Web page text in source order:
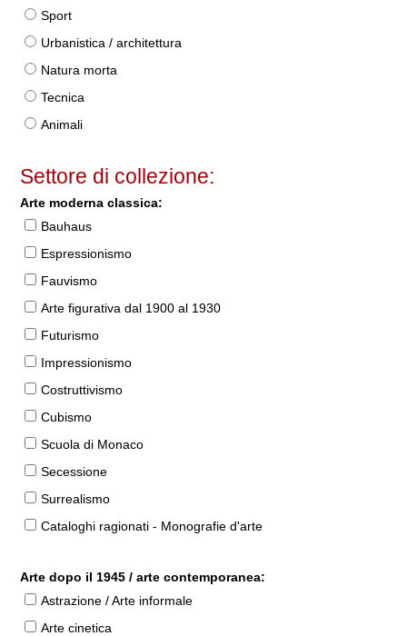
Sport
Urbanistica / architettura
Natura morta
Tecnica
Animali
Settore di collezione:
Arte moderna classica:
Bauhaus
Espressionismo
Fauvismo
Arte figurativa dal 1900 al 1930
Futurismo
Impressionismo
Costruttivismo
Cubismo
Scuola di Monaco
Secessione
Surrealismo
Cataloghi ragionati - Monografie d'arte
Arte dopo il 1945 / arte contemporanea:
Astrazione / Arte informale
Arte cinetica